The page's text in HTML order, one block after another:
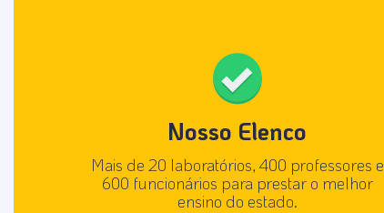
Nosso Elenco
Mais de 20 laboratórios, 400 professores e
600 funcionários para prestar o melhor
ensino do estado.